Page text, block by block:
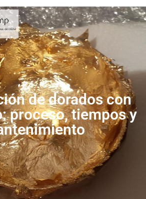
de dorados con
proceso, tiempos y